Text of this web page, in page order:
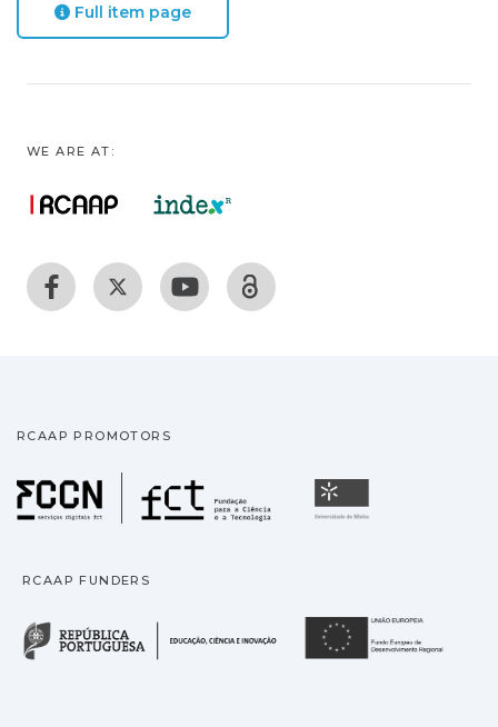
Full item page
WE ARE AT:
RCAAP PROMOTORS
Fundação para a
RCAAP FUNDERS
República Portuguesa